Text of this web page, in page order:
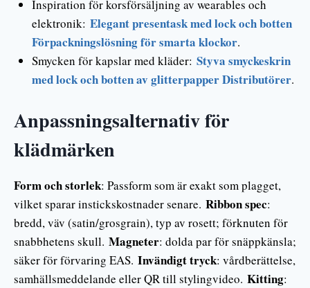
Inspiration för korsförsäljning av wearables och
elektronik: Elegant presentask med lock och botten
Förpackningslösning för smarta klockor.
Smycken för kapslar med kläder: Styva smyckeskrin
med lock och botten av glitterpapper Distributörer.
Anpassningsalternativ för
klädmärken
Form och storlek: Passform som är exakt som plagget,
vilket sparar instickskostnader senare. Ribbon spec:
bredd, väv (satin/grosgrain), typ av rosett; förknuten för
snabbhetens skull. Magneter: dolda par för snäppkänsla;
säker för förvaring EAS. Invändigt tryck: vårdberättelse,
samhällsmeddelande eller QR till stylingvideo. Kitting: